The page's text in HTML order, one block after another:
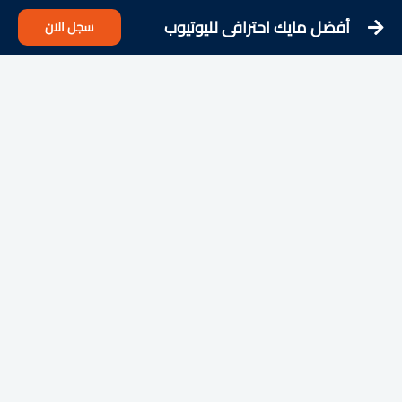
أفضل مايك احترافي لليوتيوب سجل الان